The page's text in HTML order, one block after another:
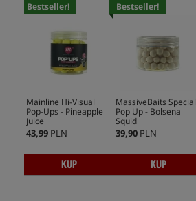
Bestseller!
Mainline Hi-Visual
Pop-Ups - Pineapple
Juice
43,99 PLN
KUP
Bestseller!
MassiveBaits Special
Pop Up - Bolsena
Squid
39,90 PLN
KUP